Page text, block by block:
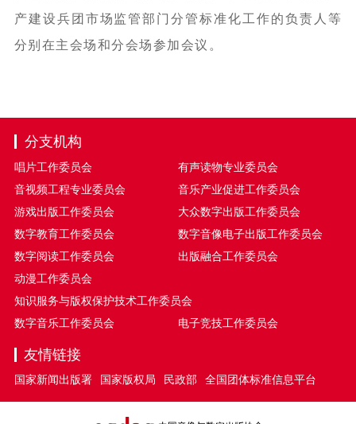
产建设兵团市场监管部门分管标准化工作的负责人等
分别在主会场和分会场参加会议。
分支机构
唱片工作委员会
有声读物专业委员会
音视频工程专业委员会
音乐产业促进工作委员会
游戏出版工作委员会
大众数字出版工作委员会
数字教育工作委员会
数字音像电子出版工作委员会
数字阅读工作委员会
出版融合工作委员会
动漫工作委员会
知识服务与版权保护技术工作委员会
数字音乐工作委员会
电子竞技工作委员会
友情链接
国家新闻出版署 国家版权局 民政部 全国团体标准信息平台